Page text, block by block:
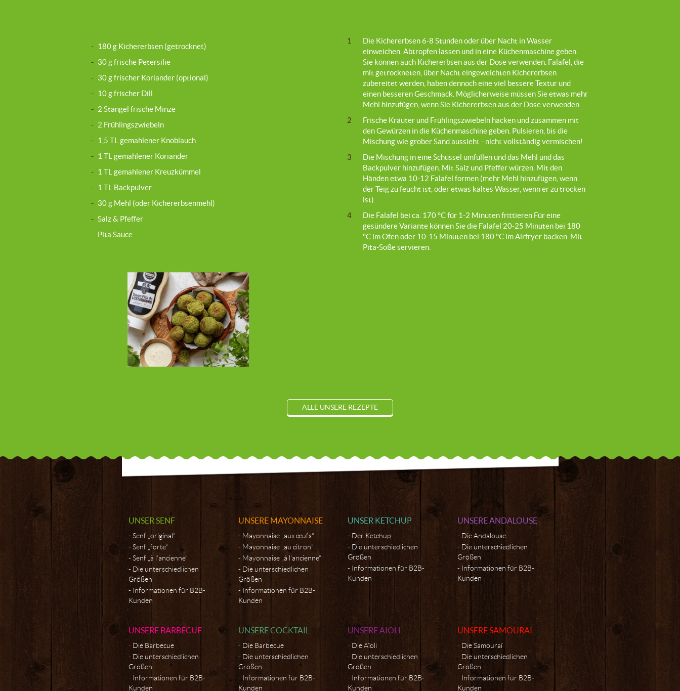
- 180 g Kichererbsen (getrocknet)
- 30 g frische Petersilie
- 30 g frischer Koriander (optional)
- 10 g frischer Dill
- 2 Stängel frische Minze
- 2 Frühlingszwiebeln
- 1,5 TL gemahlener Knoblauch
- 1 TL gemahlener Koriander
- 1 TL gemahlener Kreuzkümmel
- 1 TL Backpulver
- 30 g Mehl (oder Kichererbsenmehl)
- Salz & Pfeffer
- Pita Sauce
1
Die Kichererbsen 6-8 Stunden oder über Nacht in Wasser
einweichen. Abtropfen lassen und in eine Küchenmaschine geben.
Sie können auch Kichererbsen aus der Dose verwenden. Falafel, die
mit getrockneten, über Nacht eingeweichten Kichererbsen
zubereitet werden, haben dennoch eine viel bessere Textur und
einen besseren Geschmack. Möglicherweise müssen Sie etwas mehr
Mehl hinzufügen, wenn Sie Kichererbsen aus der Dose verwenden.
2
Frische Kräuter und Frühlingszwiebeln hacken und zusammen mit
den Gewürzen in die Küchenmaschine geben. Pulsieren, bis die
Mischung wie grober Sand aussieht - nicht vollständig vermischen!
3
Die Mischung in eine Schüssel umfüllen und das Mehl und das
Backpulver hinzufügen. Mit Salz und Pfeffer würzen. Mit den
Händen etwa 10-12 Falafel formen (mehr Mehl hinzufügen, wenn
der Teig zu feucht ist, oder etwas kaltes Wasser, wenn er zu trocken
ist).
4
Die Falafel bei ca. 170 °C für 1-2 Minuten frittieren Für eine
gesündere Variante können Sie die Falafel 20-25 Minuten bei 180
°C im Ofen oder 10-15 Minuten bei 180 °C im Airfryer backen. Mit
Pita-Soße servieren.
ALLE UNSERE REZEPTE
UNSER SENF
Senf „original“
Senf „forte“
Senf „à l’ancienne“
Die unterschiedlichen
Größen
Informationen für B2B-
Kunden
UNSERE MAYONNAISE
Mayonnaise „aux œufs“
Mayonnaise „au citron“
Mayonnaise „à l’ancienne“
Die unterschiedlichen
Größen
Informationen für B2B-
Kunden
UNSER KETCHUP
Der Ketchup
Die unterschiedlichen
Größen
Informationen für B2B-
Kunden
UNSERE ANDALOUSE
Die Andalouse
Die unterschiedlichen
Größen
Informationen für B2B-
Kunden
UNSERE BARBECUE
Die Barbecue
Die unterschiedlichen
Größen
Informationen für B2B-
Kunden
UNSERE COCKTAIL
Die Barbecue
Die unterschiedlichen
Größen
Informationen für B2B-
Kunden
UNSERE AÏOLI
Die Aïoli
Die unterschiedlichen
Größen
Informationen für B2B-
Kunden
UNSERE SAMOURAÏ
Die Samouraï
Die unterschiedlichen
Größen
Informationen für B2B-
Kunden